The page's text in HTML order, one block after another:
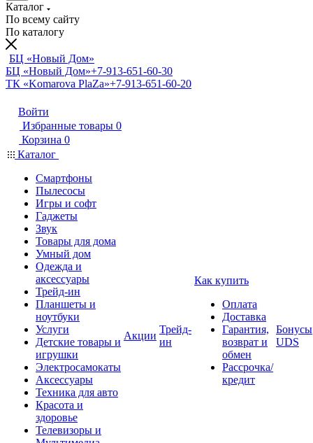
Каталог
По всему сайту
По каталогу
БЦ «Новый Дом»
БЦ «Новый Дом»+7-913-651-60-30
ТК «Komarova PlaZa»+7-913-651-60-20
Войти
Избранные товары 0
Корзина 0
Каталог
Смартфоны
Пылесосы
Игры и софт
Гаджеты
Звук
Товары для дома
Умный дом
Одежда и
аксессуары
Трейд-ин
Планшеты и
ноутбуки
Услуги
Детские товары и
игрушки
Электросамокаты
Аксессуары
Техника для авто
Красота и
здоровье
Телевизоры и
Акции
Трейд-
ин
Как купить
Оплата
Доставка
Гарантия,
возврат и
обмен
Рассрочка/
кредит
Бонусы
UDS